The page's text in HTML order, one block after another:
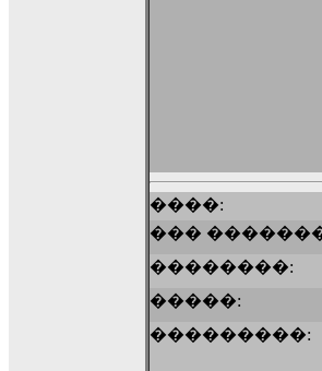
����:
���
��������:
�����:
���������: